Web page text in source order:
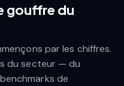
gouffre du
par les chiffres.
du secteur — du
de